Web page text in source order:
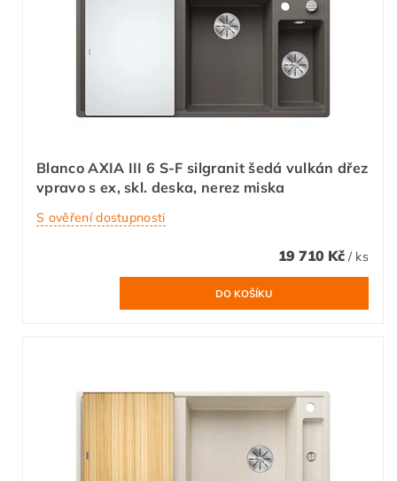
Blanco AXIA III 6 S-F silgranit šedá vulkán dřez
vpravo s ex, skl. deska, nerez miska
S ověření dostupnosti
19 710 Kč / ks